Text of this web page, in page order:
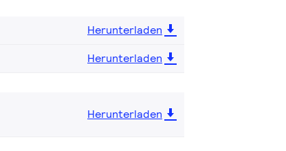
Herunterladen
Herunterladen
Herunterladen